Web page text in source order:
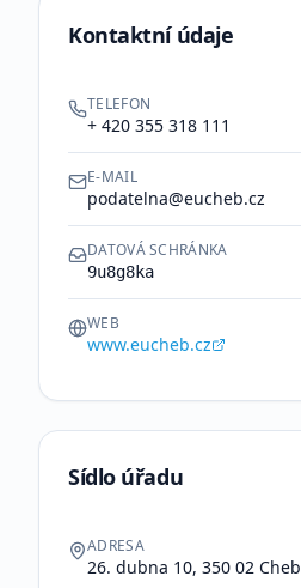
Kontaktní údaje
TELEFON
+ 420 355 318 111
E-MAIL
podatelna@eucheb.cz
DATOVÁ SCHRÁNKA
9u8g8ka
WEB
www.eucheb.cz
Sídlo úřadu
ADRESA
26. dubna 10, 350 02 Cheb